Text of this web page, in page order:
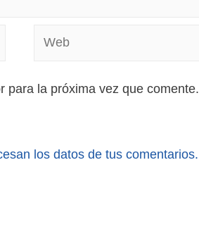
para la próxima vez que comente.
los datos de tus comentarios.